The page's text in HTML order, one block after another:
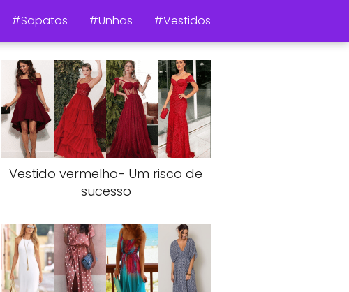
#Sapatos #Unhas #Vestidos
Vestido vermelho- Um risco de
sucesso